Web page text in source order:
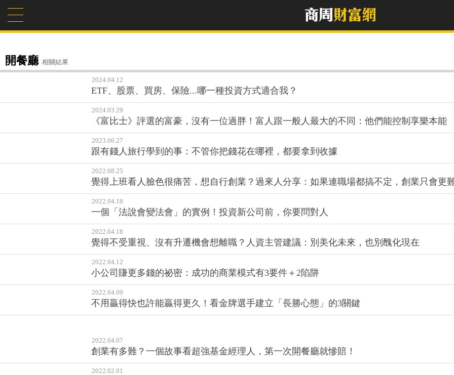
開餐廳 相關結果
2024.04.12
ETF、股票、買房、保險...哪一種投資方式適合我？
2024.03.29
《富比士》評選的富豪，沒有一位過胖！富人跟一般人最大的不同：他們能控制享樂本能
2023.06.27
跟有錢人旅行學到的事：不管你把錢花在哪裡，都要拿到收據
2022.08.25
覺得上班看人臉色很痛苦，想自行創業？過來人分享：如果連職場都搞不定，創業只會更
2022.04.18
一個「法說會變法會」的實例！投資新公司前，你要問對人
2022.04.18
覺得不受重視、沒有升遷機會想離職？人資主管建議：別美化未來，也別醜化現在
2022.04.12
小公司賺更多錢的祕密：成功的商業模式有3要件＋2陷阱
2022.04.09
不用贏得快也許能贏得更久！看金牌選手建立「長勝心態」的3關鍵
2022.04.07
創業有多難？一個故事看超強基金經理人，第一次開餐廳就慘賠！
2022.02.01